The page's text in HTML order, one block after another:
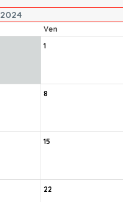
Ven
1
8
15
22